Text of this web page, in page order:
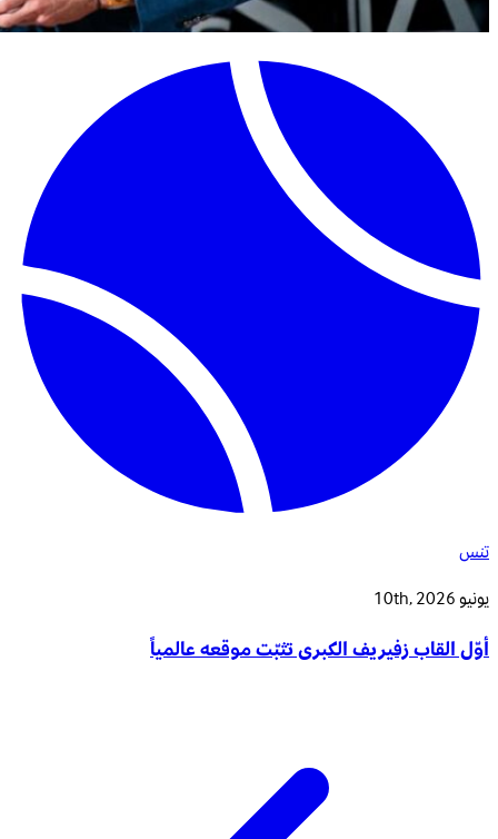
تنس
يونيو 10th, 2026
أوّل القاب زفيريف الكبرى تثبّت موقعه عالمياً